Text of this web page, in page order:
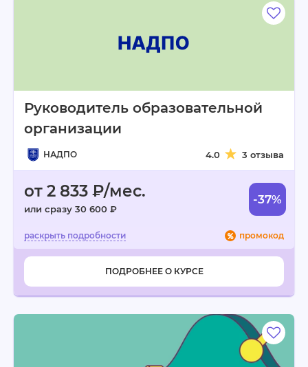
Руководитель образовательной
организации
НАДПО 4.0 3 отзыва
от 2 833 ₽/мес.
или сразу 30 600 ₽
-37%
промокод
ПОДРОБНЕЕ О КУРСЕ